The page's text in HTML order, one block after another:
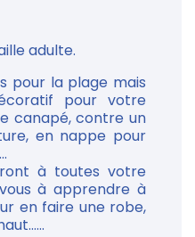
adulte.
pour la plage mais
pour votre
canapé, contre un
en nappe pour
à toutes votre
à apprendre à
en faire une robe,